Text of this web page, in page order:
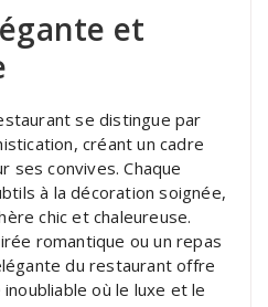
et
se distingue par
créant un cadre
ses convives. Chaque
à la décoration soignée,
chic et chaleureuse.
romantique ou un repas
du restaurant offre
où le luxe et le